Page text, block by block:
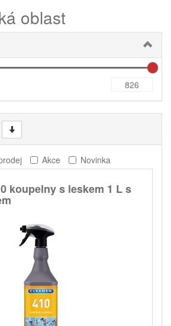
oblast
Akce Novinka
koupelny s leskem 1 L s